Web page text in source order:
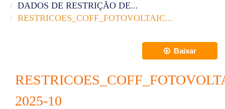
DADOS DE RESTRIÇÃO DE...
RESTRICOES_COFF_FOTOVOLTAIC...
Baixar
2025-10